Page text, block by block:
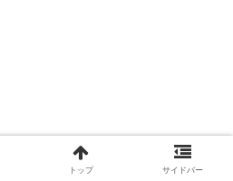
トップ サイドバー